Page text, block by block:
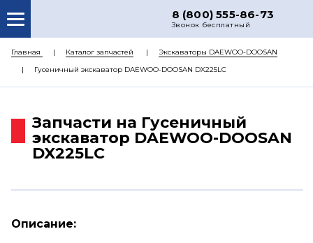
8 (800) 555-86-73
Звонок бесплатный
О НАС
КАТАЛОГ ЗАПЧАСТЕЙ
ДОСТАВКА
Главная Каталог запчастей
Экскаваторы DAEWOO-DOOSAN
Гусеничный экскаватор DAEWOO-DOOSAN DX225LC
Запчасти на Гусеничный
экскаватор DAEWOO-DOOSAN
DX225LC
Описание: